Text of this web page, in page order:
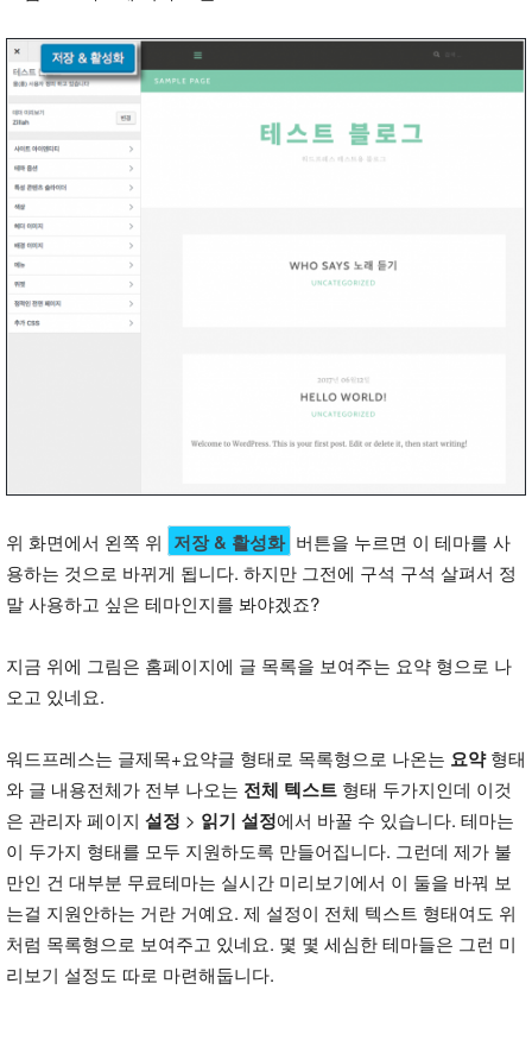
위 화면에서 왼쪽 위 저장 & 활성화 버튼을 누르면 이 테마를 사
용하는 것으로 바뀌게 됩니다. 하지만 그전에 구석 구석 살펴서 정
말 사용하고 싶은 테마인지를 봐야겠죠?
지금 위에 그림은 홈페이지에 글 목록을 보여주는 요약 형으로 나
오고 있네요.
워드프레스는 글제목+요약글 형태로 목록형으로 나온는 요약형태
와 글 내용전체가 전부 나오는 전체 텍스트 형태 두가지인데 이것
은 관리자 페이지 설정 > 읽기 설정에서 바꿀 수 있습니다. 테마는
이 두가지 형태를 모두 지원하도록 만들어집니다. 그런데 제가 불
만인 건 대부분 무료테마는 실시간 미리보기에서 이 둘을 바꿔 보
는걸 지원안하는 거란 거예요. 제 설정이 전체 텍스트 형태여도 위
처럼 목록형으로 보여주고 있네요. 몇 몇 세심한 테마들은 그런 미
리보기 설정도 따로 마련해둡니다.